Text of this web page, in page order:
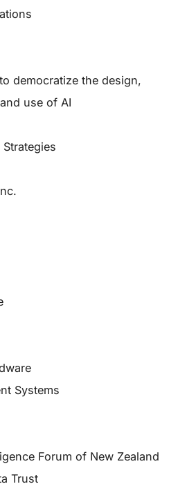
democratize the design,
use of AI
Systems
Forum of New Zealand
Trust